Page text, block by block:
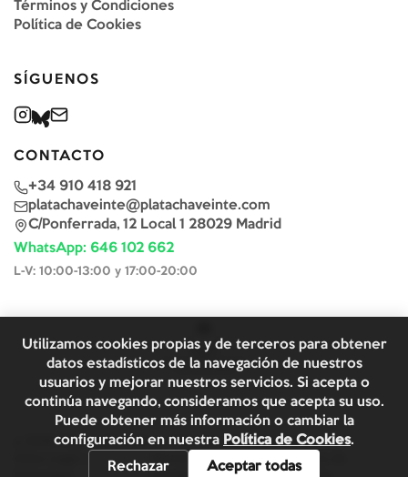
Términos y Condiciones
Política de Cookies
SÍGUENOS
CONTACTO
+34 910 418 921
platachaveinte@platachaveinte.com
C/Ponferrada, 12 Local 1 28029 Madrid
WhatsApp: 646 102 662
L-V: 10:00-13:00 y 17:00-20:00
2026Plata & Chaveinte. Todos los derechos reservados.
Términos y
Política de
Utilizamos cookies propias y de terceros para obtener
datos estadísticos de la navegación de nuestros
usuarios y mejorar nuestros servicios. Si acepta o
continúa navegando, consideramos que acepta su uso.
Puede obtener más información o cambiar la
configuración en nuestra Política de Cookies.
Rechazar Aceptar todas